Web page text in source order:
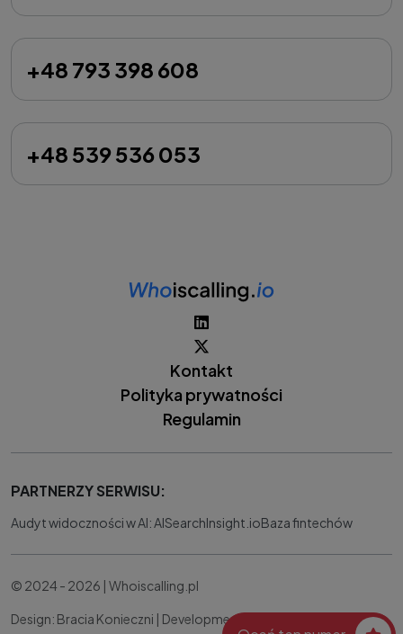
+48 793 398 608
+48 539 536 053
Kontakt
Polityka prywatności
Regulamin
PARTNERZY SERWISU:
Audyt widoczności w AI: AISearchInsight.ioBaza fintechów
© 2024 - 2026 | Whoiscalling.pl
Design: Bracia Konieczni | Development: